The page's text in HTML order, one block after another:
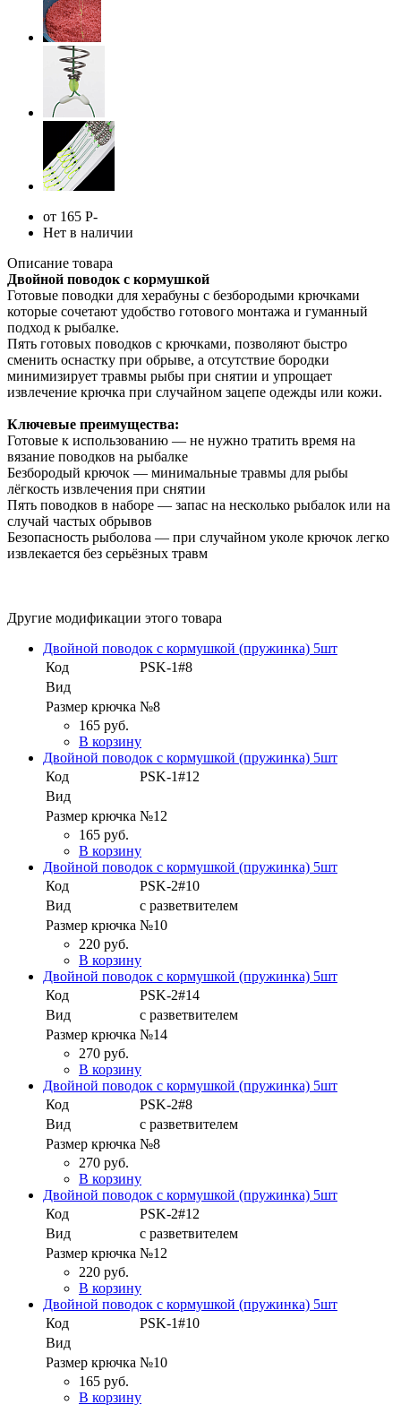
от 165 Р-
Нет в наличии
Описание товара
Двойной поводок с кормушкой
Готовые поводки для херабуны с безбородыми крючками
которые сочетают удобство готового монтажа и гуманный
подход к рыбалке.
Пять готовых поводков с крючками, позволяют быстро
сменить оснастку при обрыве, а отсутствие бородки
минимизирует травмы рыбы при снятии и упрощает
извлечение крючка при случайном зацепе одежды или кожи.
Ключевые преимущества:
Готовые к использованию — не нужно тратить время на
вязание поводков на рыбалке
Безбородый крючок — минимальные травмы для рыбы
лёгкость извлечения при снятии
Пять поводков в наборе — запас на несколько рыбалок или на
случай частых обрывов
Безопасность рыболова — при случайном уколе крючок легко
извлекается без серьёзных травм
Другие модификации этого товара
Двойной поводок с кормушкой (пружинка) 5шт
Код
PSK-1#8
Вид
Размер крючка №8
165 руб.
В корзину
Двойной поводок с кормушкой (пружинка) 5шт
Код
PSK-1#12
Вид
Размер крючка №12
165 руб.
В корзину
Двойной поводок с кормушкой (пружинка) 5шт
Код
PSK-2#10
Вид
с разветвителем
Размер крючка №10
220 руб.
В корзину
Двойной поводок с кормушкой (пружинка) 5шт
Код
PSK-2#14
Вид
с разветвителем
Размер крючка №14
270 руб.
В корзину
Двойной поводок с кормушкой (пружинка) 5шт
Код
PSK-2#8
Вид
с разветвителем
Размер крючка №8
270 руб.
В корзину
Двойной поводок с кормушкой (пружинка) 5шт
Код
PSK-2#12
Вид
с разветвителем
Размер крючка №12
220 руб.
В корзину
Двойной поводок с кормушкой (пружинка) 5шт
Код
PSK-1#10
Вид
Размер крючка №10
165 руб.
В корзину